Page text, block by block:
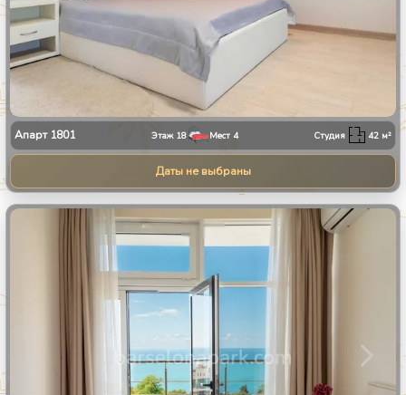
Апарт 1801 Этаж 18 Мест 4 Студия 42 м²
Даты не выбраны
1 30